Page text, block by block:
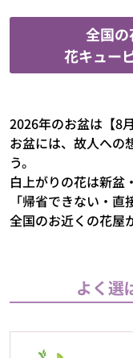
全国
花キュー
2026年のお盆は【8
お盆には、故人への
う。
白上がりの花は新盆
「帰省できない・直
全国のお近くの花屋
よく選